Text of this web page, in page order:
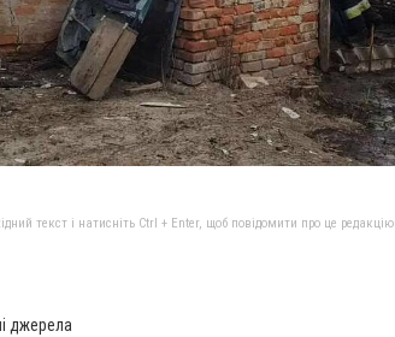
текст і натисніть Ctrl + Enter, щоб повідомити про це редакцію
джерела